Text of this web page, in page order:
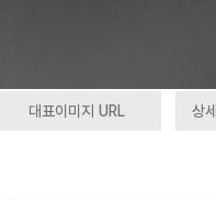
대표이미지 URL 상